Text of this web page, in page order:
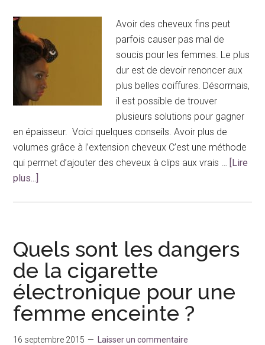
Avoir des cheveux fins peut
parfois causer pas mal de
soucis pour les femmes. Le plus
dur est de devoir renoncer aux
plus belles coiffures. Désormais,
il est possible de trouver
plusieurs solutions pour gagner
en épaisseur. Voici quelques conseils. Avoir plus de
volumes grâce à l’extension cheveux C’est une méthode
qui permet d’ajouter des cheveux à clips aux vrais … [Lire
plus...]
astuces
pour
avoir
plus
de
Quels sont les dangers
de la cigarette
électronique pour une
femme enceinte ?
16 septembre 2015 Laisser un commentaire